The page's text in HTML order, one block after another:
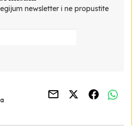
newsletter i ne propustite